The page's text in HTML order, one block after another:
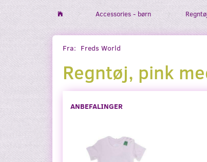
Accessories - børn
Fra: Freds World
Regntøj, pink
ANBEFALINGER